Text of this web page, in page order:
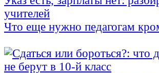
учителей
Что еще нужно педагогам